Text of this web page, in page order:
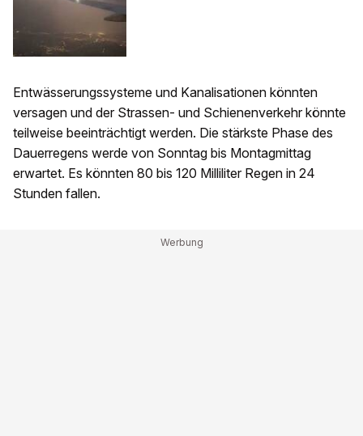
Entwässerungssysteme und Kanalisationen könnten
versagen und der Strassen- und Schienenverkehr könnte
teilweise beeinträchtigt werden. Die stärkste Phase des
Dauerregens werde von Sonntag bis Montagmittag
erwartet. Es könnten 80 bis 120 Milliliter Regen in 24
Stunden fallen.